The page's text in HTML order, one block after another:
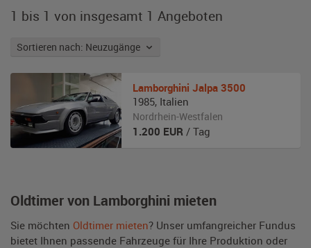
1 bis 1 von insgesamt 1 Angeboten
Sortieren nach: Neuzugänge
Oldtimer von Lamborghini mieten
Sie möchten Oldtimer mieten? Unser umfangreicher Fundus
bietet Ihnen passende Fahrzeuge für Ihre Produktion oder
Lamborghini Jalpa 3500
1985, Italien
Nordrhein-Westfalen
1.200 EUR / Tag